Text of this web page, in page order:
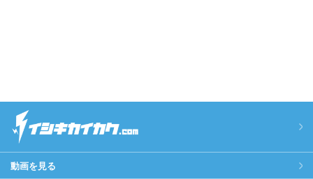
動画を見る